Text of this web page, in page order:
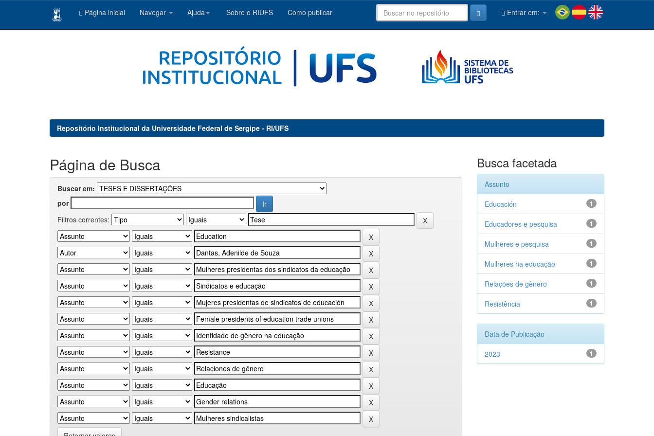
Página inicial Navegar Ajuda Sobre o RIUFS Como publicar Entrar em:
Repositório Institucional da Universidade Federal de Sergipe - RI/UFS
Página de Busca
Buscar em:
por
Filtros correntes:
Busca facetada
Assunto
1
Educación
1
Educadores e pesquisa
1
Mulheres e pesquisa
1
Mulheres na educação
1
Relações de gênero
1
Resistência
Data de Publicação
1
2023